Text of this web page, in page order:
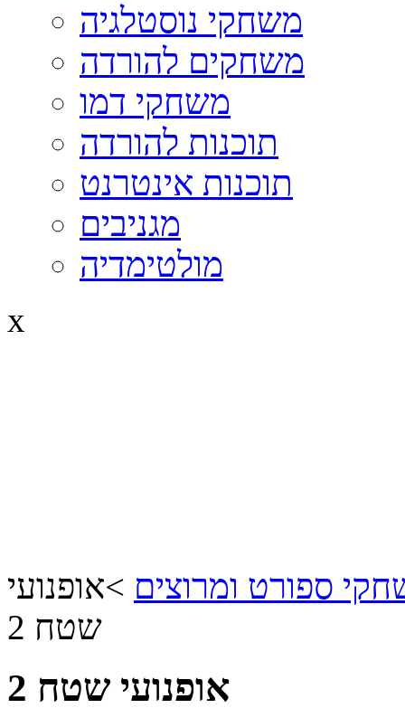
משחקי נוסטלגיה
משחקים להורדה
משחקי דמו
תוכנות להורדה
תוכנות אינטרנט
מגניבים
מולטימדיה
x
ספורט ומרוצים >אופנועי
שטח 2
אופנועי שטח 2